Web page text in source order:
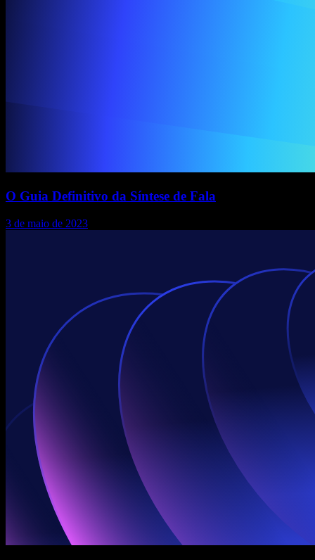
O Guia Definitivo da Síntese de Fala
3 de maio de 2023